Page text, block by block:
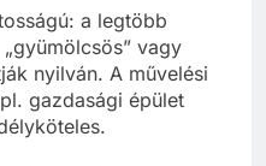
a legtöbb
vagy
nyilván. A művelési
gazdasági épület